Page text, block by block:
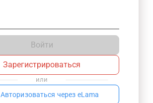
Войти
Зарегистрироваться
или
Авторизоваться через eLama